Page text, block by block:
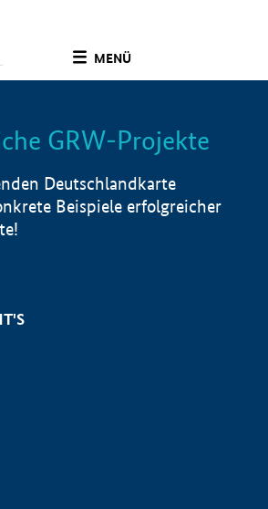
MENÜ
Info
GRW-Projekte
Deutschlandkarte
Beispiele erfolgreicher